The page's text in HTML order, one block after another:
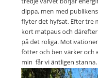
dippa, men med
flyter det hyfsat. Efter tre
kort matpaus och
på det roliga.
fötter och ben värker och
min får vi äntligen stanna.